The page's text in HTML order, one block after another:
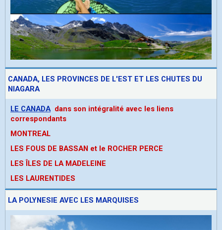
CANADA, LES PROVINCES DE L'EST ET LES CHUTES DU
NIAGARA
LE CANADA dans son intégralité avec les liens
correspondants
MONTREAL
LES FOUS DE BASSAN et le ROCHER PERCE
LES ÎLES DE LA MADELEINE
LES LAURENTIDES
LA POLYNESIE AVEC LES MARQUISES